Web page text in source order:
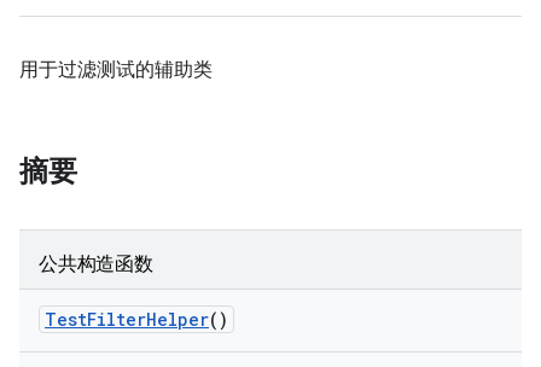
用于过滤测试的辅助类
摘要
公共构造函数
TestFilterHelper()